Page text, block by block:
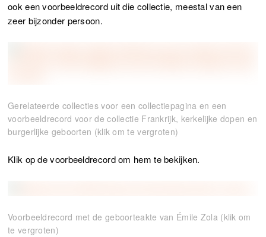
ook een voorbeeldrecord uit die collectie, meestal van een
zeer bijzonder persoon.
Gerelateerde collecties voor een collectiepagina en een
voorbeeldrecord voor de collectie Frankrijk, kerkelijke dopen en
burgerlijke geboorten (klik om te vergroten)
Klik op de voorbeeldrecord om hem te bekijken.
Voorbeeldrecord met de geboorteakte van Émile Zola (klik om
te vergroten)